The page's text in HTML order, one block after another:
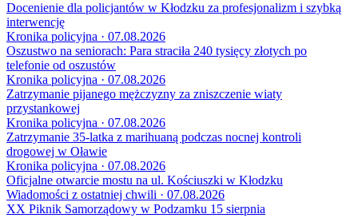
Docenienie dla policjantów w Kłodzku za profesjonalizm i szybką
interwencję
Kronika policyjna · 07.08.2026
Oszustwo na seniorach: Para straciła 240 tysięcy złotych po
telefonie od oszustów
Kronika policyjna · 07.08.2026
Zatrzymanie pijanego mężczyzny za zniszczenie wiaty
przystankowej
Kronika policyjna · 07.08.2026
Zatrzymanie 35-latka z marihuaną podczas nocnej kontroli
drogowej w Oławie
Kronika policyjna · 07.08.2026
Oficjalne otwarcie mostu na ul. Kościuszki w Kłodzku
Wiadomości z ostatniej chwili · 07.08.2026
XX Piknik Samorządowy w Podzamku 15 sierpnia